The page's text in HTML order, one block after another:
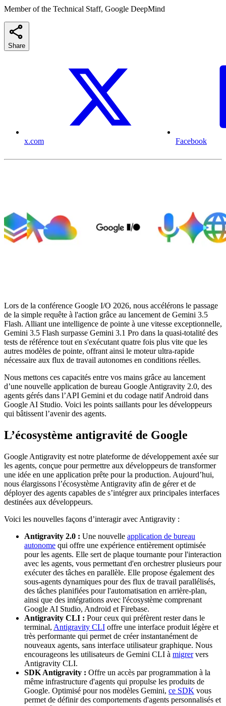
Member of the Technical Staff, Google DeepMind
Share
x.com Facebook
Lors de la conférence Google I/O 2026, nous accélérons le passage
de la simple requête à l'action grâce au lancement de Gemini 3.5
Flash. Alliant une intelligence de pointe à une vitesse exceptionnelle,
Gemini 3.5 Flash surpasse Gemini 3.1 Pro dans la quasi-totalité des
tests de référence tout en s'exécutant quatre fois plus vite que les
autres modèles de pointe, offrant ainsi le moteur ultra-rapide
nécessaire aux flux de travail autonomes en conditions réelles.
Nous mettons ces capacités entre vos mains grâce au lancement
d’une nouvelle application de bureau Google Antigravity 2.0, des
agents gérés dans l’API Gemini et du codage natif Android dans
Google AI Studio. Voici les points saillants pour les développeurs
qui bâtissent l’avenir des agents.
L’écosystème antigravité de Google
Google Antigravity est notre plateforme de développement axée sur
les agents, conçue pour permettre aux développeurs de transformer
une idée en une application prête pour la production. Aujourd’hui,
nous élargissons l’écosystème Antigravity afin de gérer et de
déployer des agents capables de s’intégrer aux principales interfaces
destinées aux développeurs.
Voici les nouvelles façons d’interagir avec Antigravity :
Antigravity 2.0 : Une nouvelle application de bureau
autonome qui offre une expérience entièrement optimisée
pour les agents. Elle sert de plaque tournante pour l'interaction
avec les agents, vous permettant d'en orchestrer plusieurs pour
exécuter des tâches en parallèle. Elle propose également des
sous-agents dynamiques pour des flux de travail parallélisés,
des tâches planifiées pour l'automatisation en arrière-plan,
ainsi que des intégrations avec l'écosystème comprenant
Google AI Studio, Android et Firebase.
Antigravity CLI : Pour ceux qui préfèrent rester dans le
terminal, Antigravity CLI offre une interface produit légère et
très performante qui permet de créer instantanément de
nouveaux agents, sans interface utilisateur graphique. Nous
encourageons les utilisateurs de Gemini CLI à migrervers
Antigravity CLI.
SDK Antigravity : Offre un accès par programmation à la
même infrastructure d'agents qui propulse les produits de
Google. Optimisé pour nos modèles Gemini, ce SDK vous
permet de définir des comportements d'agents personnalisés et